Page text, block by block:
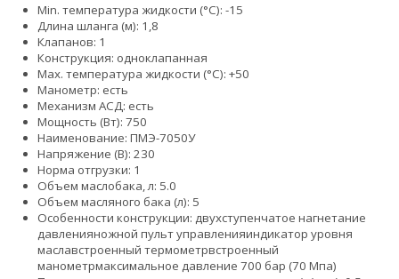
Min. температура жидкости (°С): -15
Длина шланга (м): 1,8
Клапанов: 1
Конструкция: одноклапанная
Мax. температура жидкости (°С): +50
Манометр: есть
Механизм АСД: есть
Мощность (Вт): 750
Наименование: ПМЭ-7050У
Напряжение (В): 230
Норма отгрузки: 1
Объем маслобака, л: 5.0
Объем масляного бака (л): 5
Особенности конструкции: двухступенчатое нагнетание
давленияножной пульт управленияиндикатор уровня
маславстроенный термометрвстроенный
манометрмаксимальное давление 700 бар (70 Мпа)